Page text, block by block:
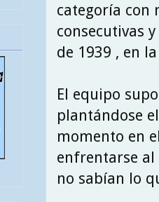
categoría con
consecutivas
de 1939 , en
El equipo
plantándose
momento en
enfrentarse al
no sabían lo